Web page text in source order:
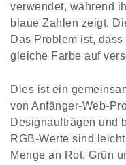
verwendet, während
blaue Zahlen zeigt.
Das Problem ist,
gleiche Farbe auf
Dies ist ein
von Anfänger-Web-
Designaufträgen und
RGB-Werte sind
Menge an Rot, Grün